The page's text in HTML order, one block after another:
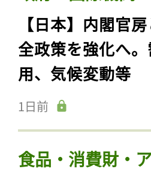
【日本】内閣官
全政策を強化へ
用、気候変動等
1日前
食品・消費財・